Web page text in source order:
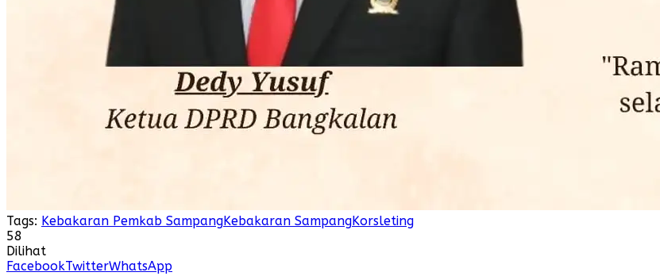
Tags: Kebakaran Pemkab SampangKebakaran SampangKorsleting
58
Dilihat
FacebookTwitterWhatsApp